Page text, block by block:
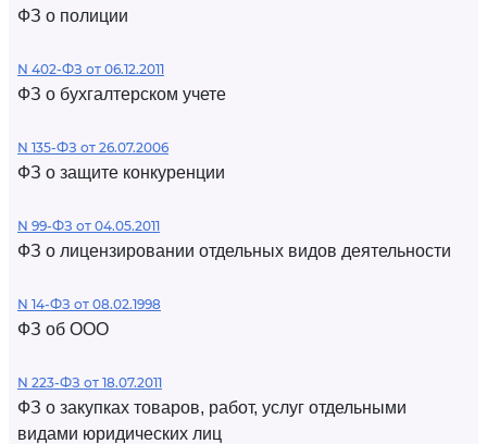
ФЗ о полиции
N 402-ФЗ от 06.12.2011
ФЗ о бухгалтерском учете
N 135-ФЗ от 26.07.2006
ФЗ о защите конкуренции
N 99-ФЗ от 04.05.2011
ФЗ о лицензировании отдельных видов деятельности
N 14-ФЗ от 08.02.1998
ФЗ об ООО
N 223-ФЗ от 18.07.2011
ФЗ о закупках товаров, работ, услуг отдельными
видами юридических лиц